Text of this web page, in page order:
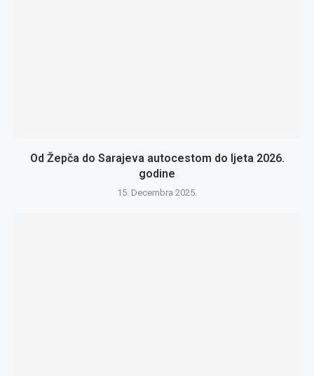
Od Žepča do Sarajeva autocestom do ljeta 2026.
godine
15. Decembra 2025.